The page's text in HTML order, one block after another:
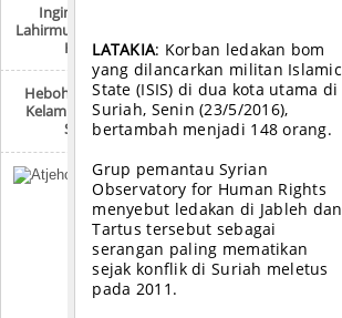
Ingin Tahu Hari
Lahirmu Dalam Tahun
Hijriah?
Heboh ‘Survei’ Ukur
Kelamin Siswa SMP
Sabang
LATAKIA: Korban ledakan bom
yang dilancarkan militan Islamic
State (ISIS) di dua kota utama di
Suriah, Senin (23/5/2016),
bertambah menjadi 148 orang.
Grup pemantau Syrian
Observatory for Human Rights
menyebut ledakan di Jableh dan
Tartus tersebut sebagai
serangan paling mematikan
sejak konflik di Suriah meletus
pada 2011.